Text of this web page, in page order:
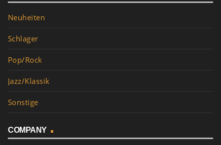
Neuheiten
Schlager
Pop/Rock
Jazz/Klassik
Sonstige
COMPANY